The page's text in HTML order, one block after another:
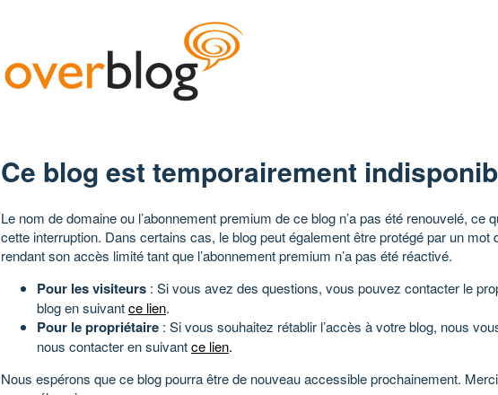
Ce blog est temporairement
Le nom de domaine ou l’abonnement premium de ce blog n’a pas été renouvelé, ce
cette interruption. Dans certains cas, le blog peut également être protégé par un mot
rendant son accès limité tant que l’abonnement premium n’a pas été réactivé.
Pour les visiteurs : Si vous avez des questions, vous pouvez contacter le
blog en suivantce lien.
Pour le propriétaire : Si vous souhaitez rétablir l’accès à votre blog, nous
nous contacter en suivantce lien.
Nous espérons que ce blog pourra être de nouveau accessible prochainement.